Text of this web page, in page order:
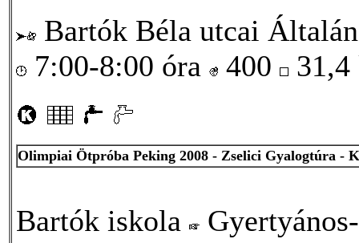
Bartók Béla utcai
7:00-8:00 óra
400
Olimpiai Ötpróba Peking 2008 - Zselici Gyalogtúra -
Bartók iskola